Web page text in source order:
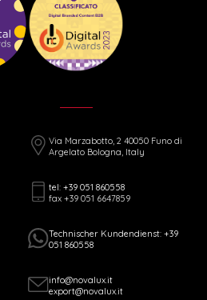
Via Marzabotto, 2 40050 Funo di
Argelato Bologna, Italy
tel: +39 051 860558
fax +39 051 6647859
Technischer Kundendienst: +39
051 860558
info@novalux.it
export@novalux.it